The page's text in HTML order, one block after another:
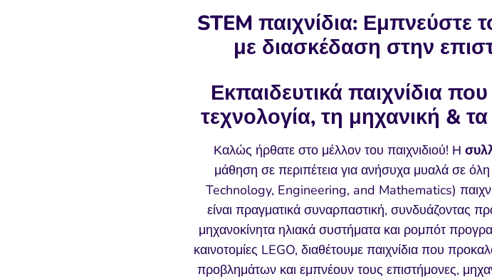
STEM παιχνίδια: Εμπνεύστε
με διασκέδαση στην
Εκπαιδευτικά παιχνίδια
τεχνολογία, τη μηχανική &
Καλώς ήρθατε στο μέλλον του παιχνιδιού! Η
μάθηση σε περιπέτεια για ανήσυχα μυαλά σε
Technology, Engineering, and Mathematics)
είναι πραγματικά συναρπαστική, συνδυάζοντας
μηχανοκίνητα ηλιακά συστήματα και ρομπότ
καινοτομίες LEGO, διαθέτουμε παιχνίδια που
προβλημάτων και εμπνέουν τους επιστήμονες,